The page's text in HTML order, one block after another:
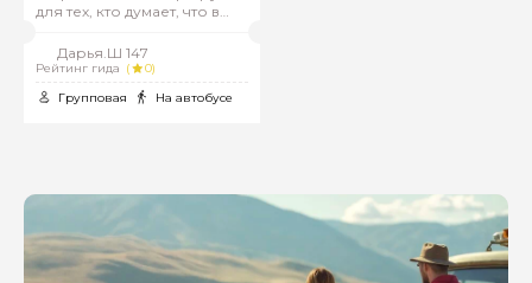
для тех, кто думает, что в
Дарья.Ш 147
Рейтинг гида (
0)
Групповая
На автобусе